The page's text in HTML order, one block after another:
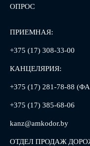
ОПРОС
ПРИЕМНАЯ:
+375 (17) 308-33-00
КАНЦЕЛЯРИЯ:
+375 (17) 281-78-88
+375 (17) 385-68-06
kanz@amkodor.by
ОТДЕЛ ПРОДАЖ